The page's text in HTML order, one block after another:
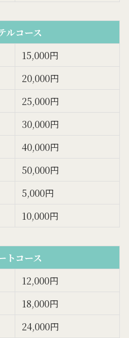
ルコース
15,000円
20,000円
25,000円
30,000円
40,000円
50,000円
5,000円
10,000円
トコース
12,000円
18,000円
24,000円